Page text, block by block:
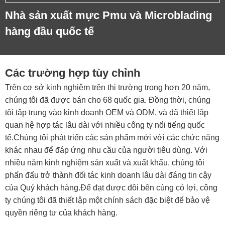
Nhà sản xuất mực Pmu và Microblading
hàng đầu quốc tế
Các trường hợp tùy chỉnh
Trên cơ sở kinh nghiệm trên thị trường trong hơn 20 năm,
chúng tôi đã được bán cho 68 quốc gia. Đồng thời, chúng
tôi tập trung vào kinh doanh OEM và ODM, và đã thiết lập
quan hệ hợp tác lâu dài với nhiều công ty nổi tiếng quốc
tế.Chúng tôi phát triển các sản phẩm mới với các chức năng
khác nhau để đáp ứng nhu cầu của người tiêu dùng. Với
nhiều năm kinh nghiệm sản xuất và xuất khẩu, chúng tôi
phấn đấu trở thành đối tác kinh doanh lâu dài đáng tin cậy
của Quý khách hàng.Để đạt được đôi bên cùng có lợi, công
ty chúng tôi đã thiết lập một chính sách đặc biệt để bảo vệ
quyền riêng tư của khách hàng.